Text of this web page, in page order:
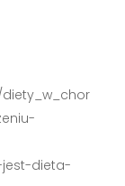
dieta-